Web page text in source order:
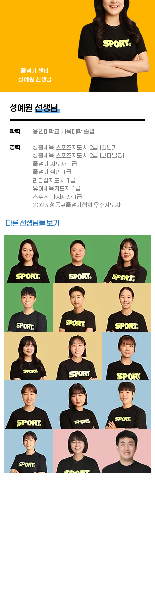
줄넘기 센터
성예원 선생님
성예원 선생님
학력
​경력
​용인대학교 체육대학 졸업
생활체육 스포츠지도사 2급 [줄넘기]
생활체육 스포츠지도사 2급 [보디빌딩]
줄넘기 지도자 1급
줄넘기 심판 1급
리더십지도사 1급
​유아체육지도자 1급
스포츠 마사지사 1급
2023 성동구줄넘기협회 우수지도자
다른 선생님들 보기